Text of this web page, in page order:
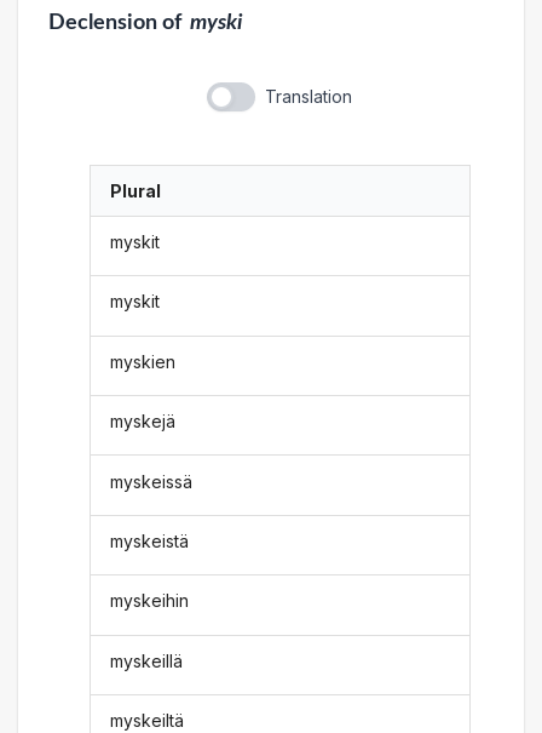
Declensionof myski
Translation
Plural
myskit
myskit
myskien
myskejä
myskeissä
myskeistä
myskeihin
myskeillä
myskeiltä